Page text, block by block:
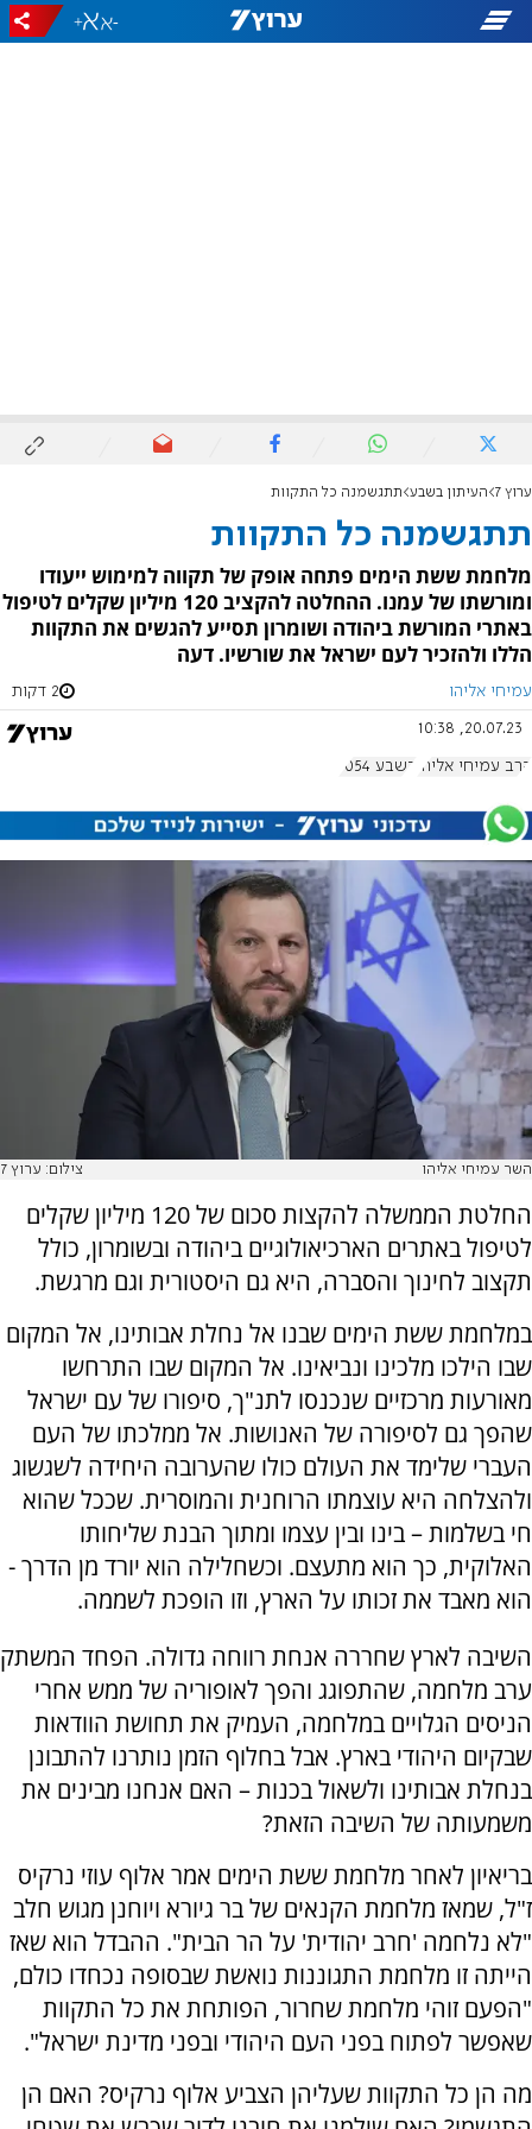
-
+
ערוץ 7 העיתון בשבע תתגשמנה כל התקוות
תתגשמנה כל התקוות
מלחמת ששת הימים פתחה אופק של תקווה למימוש ייעודו
ומורשתו של עמנו. ההחלטה להקציב 120 מיליון שקלים לטיפול
באתרי המורשת ביהודה ושומרון תסייע להגשים את התקוות
הללו ולהזכיר לעם ישראל את שורשיו. דעה
עמיחי אליהו 2 דקות
20.07.23, 10:38
הרב עמיחי אליהו בשבע 1054
השר עמיחי אליהו צילום: ערוץ 7
החלטת הממשלה להקצות סכום של 120 מיליון שקלים
לטיפול באתרים הארכיאולוגיים ביהודה ובשומרון, כולל
תקצוב לחינוך והסברה, היא גם היסטורית וגם מרגשת.
במלחמת ששת הימים שבנו אל נחלת אבותינו, אל המקום
שבו הילכו מלכינו ונביאינו. אל המקום שבו התרחשו
מאורעות מרכזיים שנכנסו לתנ"ך, סיפורו של עם ישראל
שהפך גם לסיפורה של האנושות. אל ממלכתו של העם
העברי שלימד את העולם כולו שהערובה היחידה לשגשוג
ולהצלחה היא עוצמתו הרוחנית והמוסרית. שככל שהוא
חי בשלמות – בינו ובין עצמו ומתוך הבנת שליחותו
האלוקית, כך הוא מתעצם. וכשחלילה הוא יורד מן הדרך -
הוא מאבד את זכותו על הארץ, וזו הופכת לשממה.
השיבה לארץ שחררה אנחת רווחה גדולה. הפחד המשתק
ערב מלחמה, שהתפוגג והפך לאופוריה של ממש אחרי
הניסים הגלויים במלחמה, העמיק את תחושת הוודאות
שבקיום היהודי בארץ. אבל בחלוף הזמן נותרנו להתבונן
בנחלת אבותינו ולשאול בכנות – האם אנחנו מבינים את
משמעותה של השיבה הזאת?
בריאיון לאחר מלחמת ששת הימים אמר אלוף עוזי נרקיס
ז"ל, שמאז מלחמת הקנאים של בר גיורא ויוחנן מגוש חלב
"לא נלחמה 'חרב יהודית' על הר הבית". ההבדל הוא שאז
הייתה זו מלחמת התגוננות נואשת שבסופה נכחדו כולם,
"הפעם זוהי מלחמת שחרור, הפותחת את כל התקוות
שאפשר לפתוח בפני העם היהודי ובפני מדינת ישראל".
מה הן כל התקוות שעליהן הצביע אלוף נרקיס? האם הן